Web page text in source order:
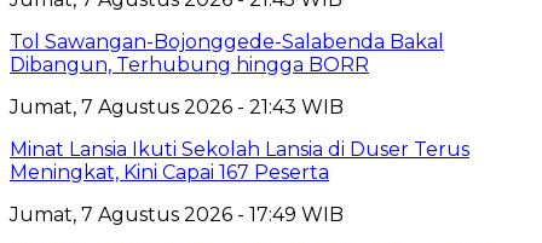
Tol Sawangan-Bojonggede-Salabenda Bakal
Dibangun, Terhubung hingga BORR
Jumat, 7 Agustus 2026 - 21:43 WIB
Minat Lansia Ikuti Sekolah Lansia di Duser Terus
Meningkat, Kini Capai 167 Peserta
Jumat, 7 Agustus 2026 - 17:49 WIB